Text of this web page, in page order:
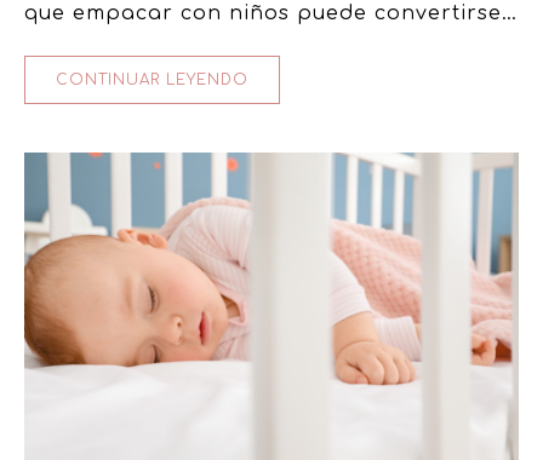
que empacar con niños puede convertirse
juguetes, snacks y ropa, ¡es muy fácil…
CONTINUAR LEYENDO